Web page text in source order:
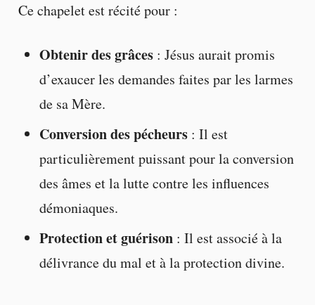
Ce chapelet est récité pour :
Obtenir des grâces: Jésus aurait promis
d’exaucer les demandes faites par les larmes
de sa Mère.
Conversion des pécheurs: Il est
particulièrement puissant pour la conversion
des âmes et la lutte contre les influences
démoniaques.
Protection et guérison: Il est associé à la
délivrance du mal et à la protection divine.